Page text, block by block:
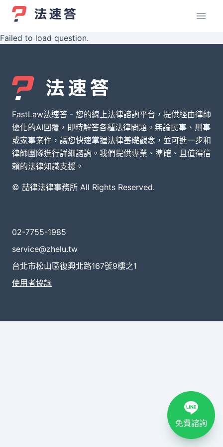
Failed to load question.
FastLaw法速答 - 您的線上法律諮詢平台，提供經由律師
優化的AI回覆，即時解答各種法律問題。無論民事、刑事
或家事案件，讓您快速掌握法律基礎觀念，並可進一步和
律師團隊進行詳細諮詢。我們提供專業、準確、且值得信
賴的法律知識支援。
© 喆律法律事務所 All Rights Reserved.
02-7755-1985
service@zhelu.tw
台北市松山區復興北路167號9樓之1
使用者協議
免費諮詢